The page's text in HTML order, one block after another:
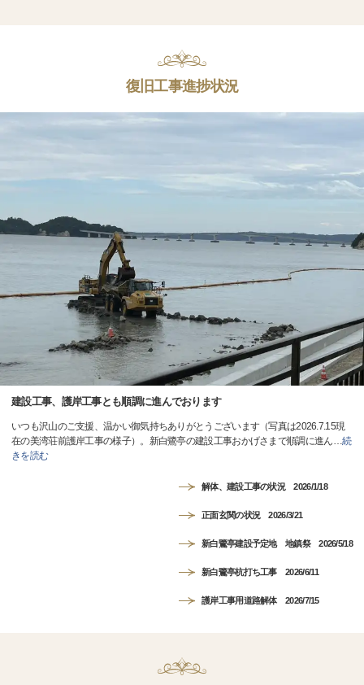
復旧工事進捗状況
建設工事、護岸工事とも順調に進んでおります
いつも沢山のご支援、温かい御気持ちありがとうございます（写真は2026.7.15現
在の美湾荘前護岸工事の様子）。新白鷺亭の建設工事おかげさまで順調に進ん…続
きを読む
解体、建設工事の状況 2026/1/18
正面玄関の状況 2026/3/21
新白鷺亭建設予定地 地鎮祭 2026/5/18
新白鷺亭杭打ち工事 2026/6/11
護岸工事用道路解体 2026/7/15